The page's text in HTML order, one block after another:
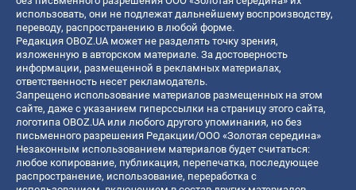
использовать, они не подлежат дальнейшему воспроизводству,
переводу, распространению в любой форме.
Редакция OBOZ.UA может не разделять точку зрения,
изложенную в авторском материале. За достоверность
информации, размещенной в рекламных материалах,
ответственность несет рекламодатель.
Запрещено использование материалов размещенных на этом
сайте, даже с указанием гиперссылки на страницу этого сайта,
логотипа OBOZ.UA или любого другого упоминания, но без
письменного разрешения Редакции/ООО «Золотая середина»
Незаконным использованием материалов будет считаться:
любое копирование, публикация, перепечатка, последующее
распространение, использование, переработка с